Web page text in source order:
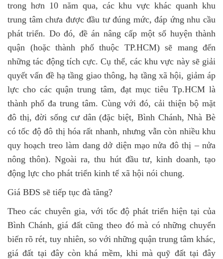
trong hơn 10 năm qua, các khu vực khác quanh khu
trung tâm chưa được đầu tư đúng mức, đáp ứng nhu cầu
phát triển. Do đó, đề án nâng cấp một số huyện thành
quận (hoặc thành phố thuộc TP.HCM) sẽ mang đến
những tác động tích cực. Cụ thể, các khu vực này sẽ giải
quyết vấn đề hạ tầng giao thông, hạ tầng xã hội, giảm áp
lực cho các quận trung tâm, đạt mục tiêu Tp.HCM là
thành phố đa trung tâm. Cùng với đó, cải thiện bộ mặt
đô thị, đời sống cư dân (đặc biệt, Bình Chánh, Nhà Bè
có tốc độ đô thị hóa rất nhanh, nhưng vẫn còn nhiều khu
quy hoạch treo làm dang dở diện mạo nửa đô thị – nửa
nông thôn). Ngoài ra, thu hút đầu tư, kinh doanh, tạo
động lực cho phát triển kinh tế xã hội nói chung.
Giá BĐS sẽ tiếp tục đà tăng?
Theo các chuyên gia, với tốc độ phát triển hiện tại của
Bình Chánh, giá đất cũng theo đó mà có những chuyển
biến rõ rét, tuy nhiên, so với những quận trung tâm khác,
giá đất tại đây còn khá mềm, khi mà quỹ đất tại đây